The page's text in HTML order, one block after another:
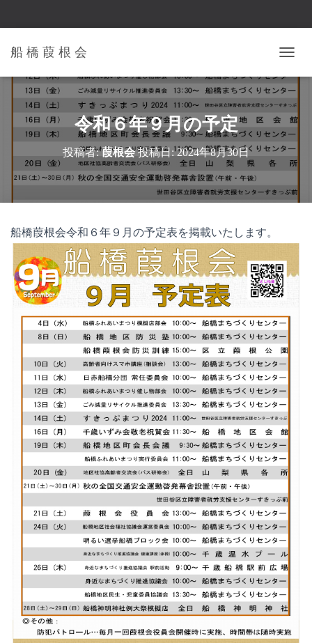
船 橋 葭 根 会
ビ
ゲ
ー
シ
切
替
令和６年９月の予定
投稿者:葭根会投稿日:2024年8月30日
船橋葭根会令和６年９月の予定表を掲載いたします。